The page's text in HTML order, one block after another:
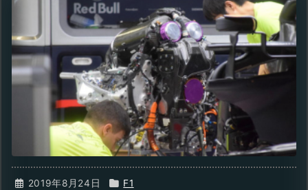
2019年8月24日 F1